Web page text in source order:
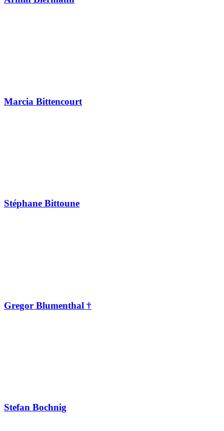
Marcia Bittencourt
Stéphane Bittoune
Gregor Blumenthal †
Stefan Bochnig